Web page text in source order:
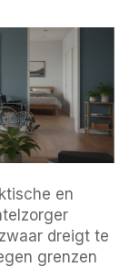
en
dreigt te
grenzen